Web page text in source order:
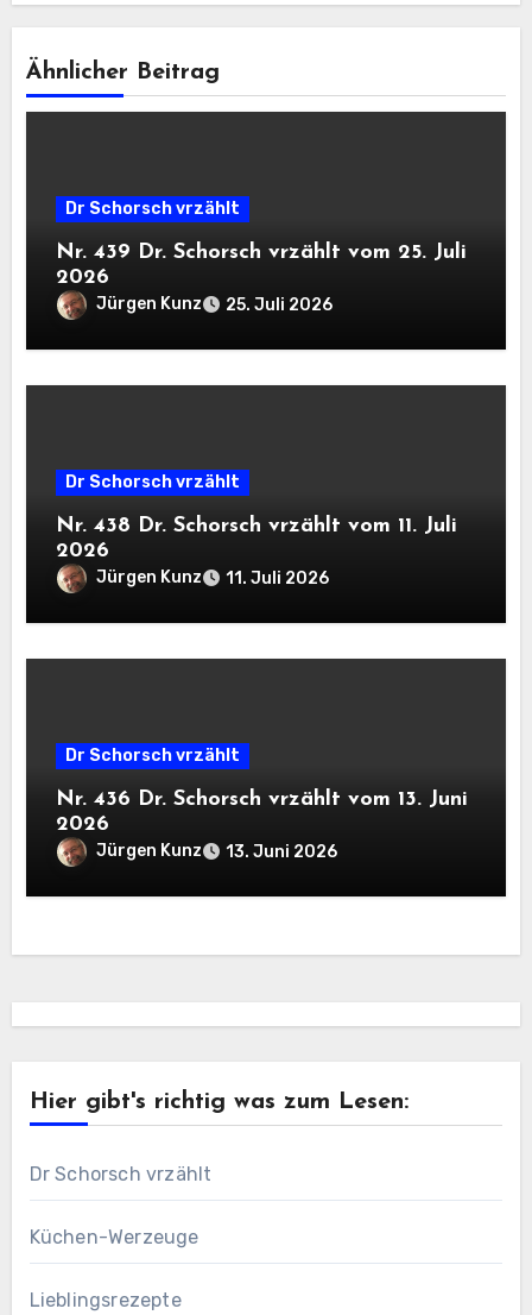
Ähnlicher Beitrag
Dr Schorsch vrzählt
Nr. 439 Dr. Schorsch vrzählt vom 25. Juli
2026
Jürgen Kunz 25. Juli 2026
Dr Schorsch vrzählt
Nr. 438 Dr. Schorsch vrzählt vom 11. Juli
2026
Jürgen Kunz 11. Juli 2026
Dr Schorsch vrzählt
Nr. 436 Dr. Schorsch vrzählt vom 13. Juni
2026
Jürgen Kunz 13. Juni 2026
Hier gibt's richtig was zum Lesen:
Dr Schorsch vrzählt
Küchen-Werzeuge
Lieblingsrezepte